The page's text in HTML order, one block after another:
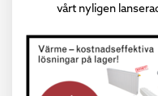
vårt nyligen